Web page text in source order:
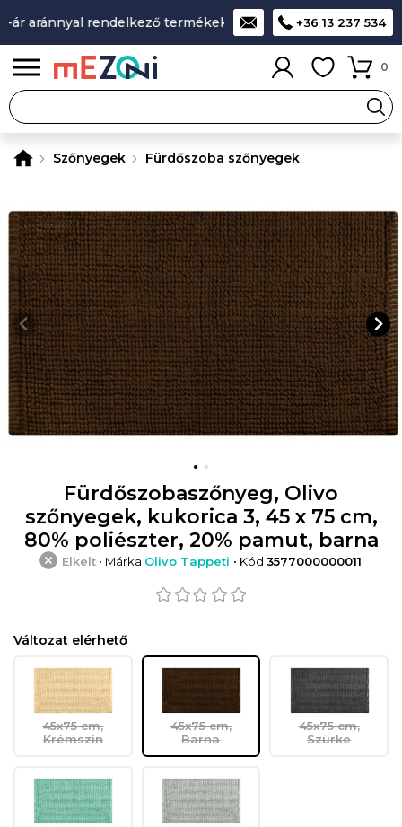
aránnyal rendelkező termékek A legjobb design-+36 13 237 534
0
Szőnyegek Fürdőszoba szőnyegek
Fürdőszobaszőnyeg, Olivo
szőnyegek, kukorica 3, 45 x 75 cm,
80% poliészter, 20% pamut, barna
Elkelt • Márka Olivo Tappeti • Kód 3577000000011
Változat elérhető
45x75 cm,
Krémszín
45x75 cm,
Barna
45x75 cm,
Szürke